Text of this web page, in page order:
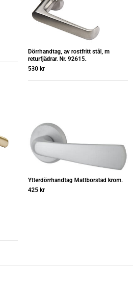
Dörrhandtag, av rostfritt stål, m
returfjädrar. Nr. 92615.
530 kr
Ytterdörrhandtag Mattborstad krom.
425 kr